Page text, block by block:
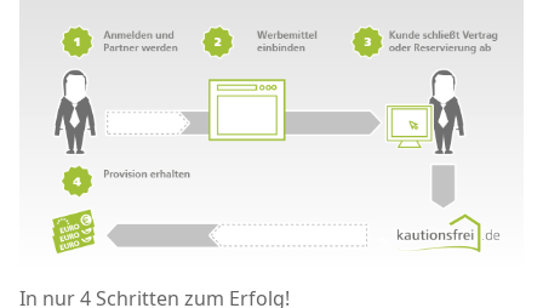
In nur 4 Schritten zum Erfolg!